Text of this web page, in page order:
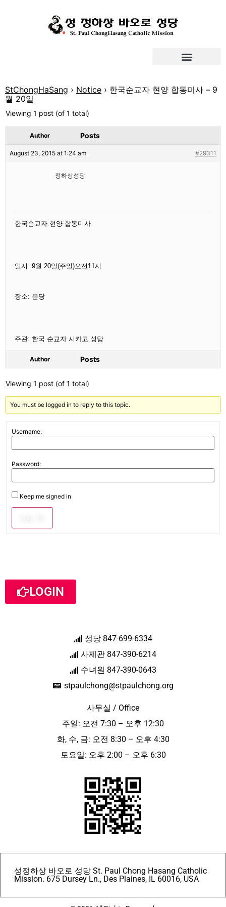
StChongHaSang › Notice › 한국순교자 현양 합동미사 – 9
월 20일
Viewing 1 post (of 1 total)
Author Posts
August 23, 2015 at 1:24 am #29311
정하상성당
한국순교자 현양 합동미사
일시: 9월 20일(주일)오전11시
장소: 본당
주관: 한국 순교자 시카고 성당
Author Posts
Viewing 1 post (of 1 total)
You must be logged in to reply to this topic.
Username:
Password:
Keep me signed in
LOGIN
성당 847-699-6334
사제관 847-390-6214
수녀원 847-390-0643
stpaulchong@stpaulchong.org
사무실 / Office
주일: 오전 7:30 – 오후 12:30
화, 수, 금: 오전 8:30 – 오후 4:30
토요일: 오후 2:00 – 오후 6:30
성정하상 바오로 성당 St. Paul Chong Hasang Catholic
Mission. 675 Dursey Ln., Des Plaines, IL 60016, USA